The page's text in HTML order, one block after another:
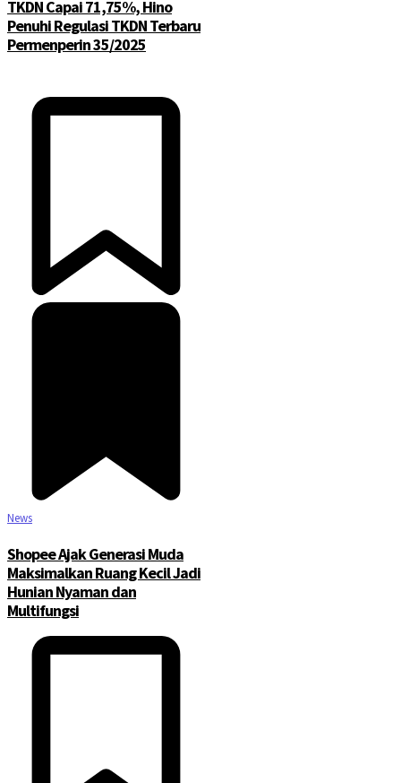
TKDN Capai 71,75%, Hino
Penuhi Regulasi TKDN Terbaru
Permenperin 35/2025
News
Shopee Ajak Generasi Muda
Maksimalkan Ruang Kecil Jadi
Hunian Nyaman dan
Multifungsi